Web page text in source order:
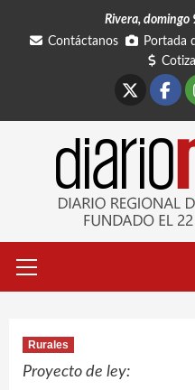
Rivera, domingo
Contáctanos
Portada
primario
Rurales
Proyecto de ley: